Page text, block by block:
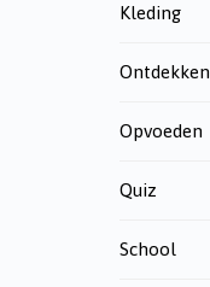
Kleding
Ontdekken
Opvoeden
Quiz
School